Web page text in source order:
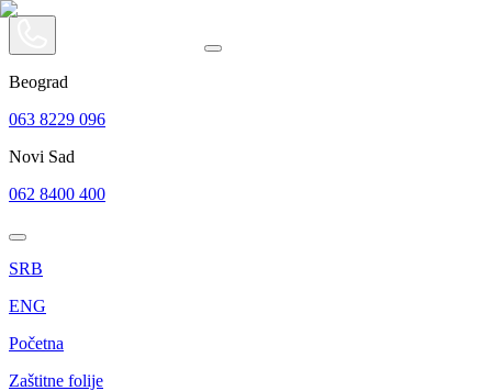
Beograd
063 8229 096
Novi Sad
062 8400 400
SRB
ENG
Početna
Zaštitne folije